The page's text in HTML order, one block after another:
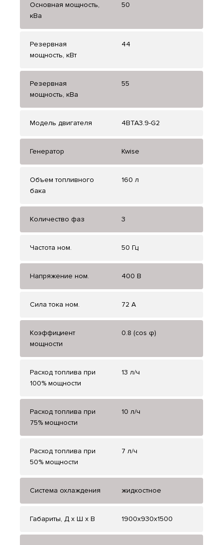
Основная мощность,
кВа
50
Резервная
мощность, кВт
44
Резервная
мощность, кВа
55
Модель двигателя 4BTA3.9-G2
Генератор Kwise
Объем топливного
бака
160 л
Количество фаз 3
Частота ном. 50 Гц
Напряжение ном. 400 В
Сила тока ном. 72 А
Коэффициент
мощности
0.8 (cos φ)
Расход топлива при
100% мощности
13 л/ч
Расход топлива при
75% мощности
10 л/ч
Расход топлива при
50% мощности
7 л/ч
Система охлаждения жидкостное
Габариты, Д x Ш x В 1900x930x1500